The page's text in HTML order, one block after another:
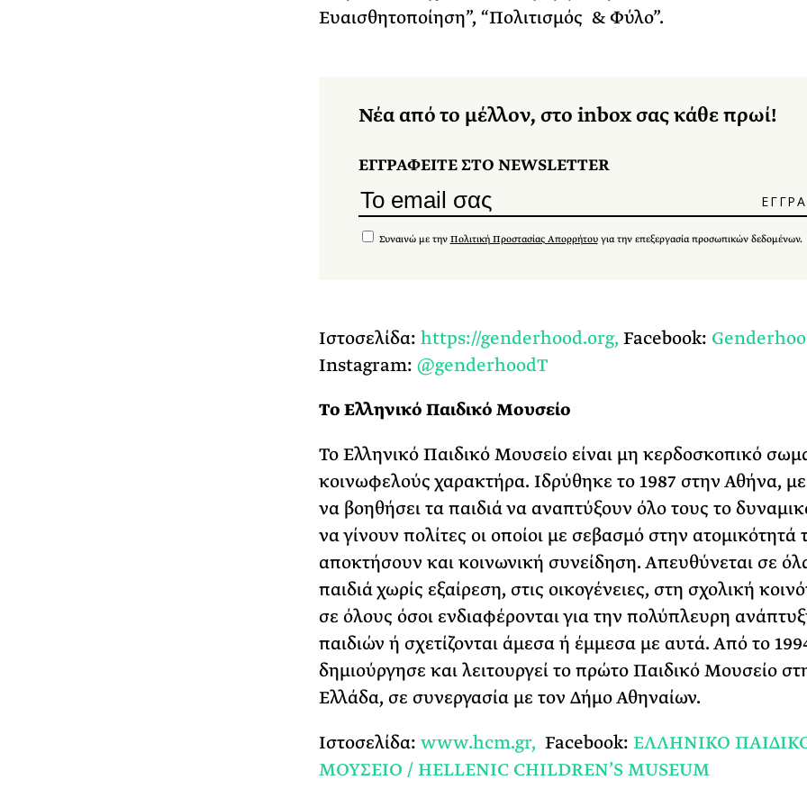
Ευαισθητοποίηση”, “Πολιτισμός & Φύλο”.
Νέα από το μέλλον, στο inbox σας κάθε πρωί!
ΕΓΓΡΑΦΕΙΤΕ ΣΤΟ NEWSLETTER
Συναινώ με την Πολιτική Προστασίας Απορρήτουγια την επεξεργασία προσωπικών δεδομένων.
Ιστοσελίδα: https://genderhood.org, Facebook:
Instagram: @genderhoodT
Tο Ελληνικό ΠαιδικόΜουσείο
Το Ελληνικό Παιδικό Μουσείο είναι μη κερδοσκοπικό
κοινωφελούς χαρακτήρα. Ιδρύθηκε το 1987 στην Αθήνα,
να βοηθήσει τα παιδιά να αναπτύξουν όλο τους το
να γίνουν πολίτες οι οποίοι με σεβασμό στην ατομικότητά
αποκτήσουν και κοινωνική συνείδηση. Απευθύνεται σε
παιδιά χωρίς εξαίρεση, στις οικογένειες, στη σχολική
σε όλους όσοι ενδιαφέρονται για την πολύπλευρη
παιδιών ή σχετίζονται άμεσα ή έμμεσα με αυτά. Από το
δημιούργησε και λειτουργεί το πρώτο Παιδικό Μουσείο
Ελλάδα, σε συνεργασία με τον Δήμο Αθηναίων.
Ιστοσελίδα: www.hcm.gr, Facebook: ΕΛΛΗΝΙΚΟ
ΜΟΥΣΕΙΟ / HELLENIC CHILDREN’S MUSEUM